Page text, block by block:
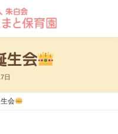
生会
日
会